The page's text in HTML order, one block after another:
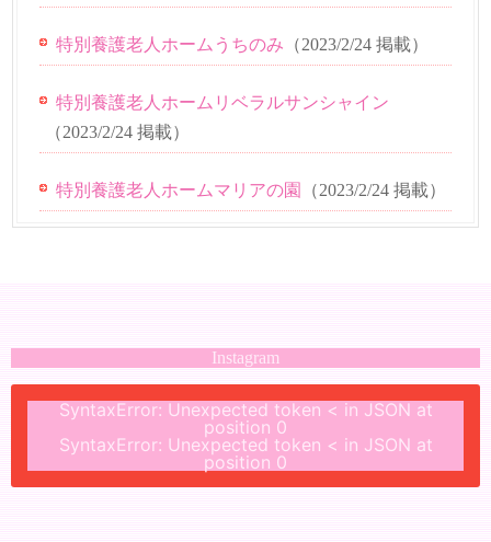
特別養護老人ホームうちのみ （2023/2/24 掲載）
特別養護老人ホームリベラルサンシャイン
（2023/2/24 掲載）
特別養護老人ホームマリアの園 （2023/2/24 掲載）
Instagram
SyntaxError: Unexpected token < in JSON at
position 0
SyntaxError: Unexpected token < in JSON at
position 0